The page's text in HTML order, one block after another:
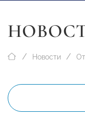
Новости